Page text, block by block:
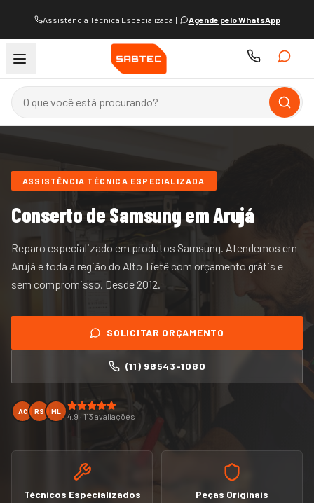
Assistência Técnica Especializada | Agende pelo WhatsApp
ASSISTÊNCIA TÉCNICA ESPECIALIZADA
Conserto deSamsungem Arujá
Reparo especializado em produtos Samsung. Atendemos em
Arujá etoda a região do Alto Tietêcom orçamento grátis e
sem compromisso. Desde 2012.
SOLICITAR ORÇAMENTO
(11) 98543-1080
AC RS ML
4.9 · 113 avaliações
Técnicos Especializados Peças Originais